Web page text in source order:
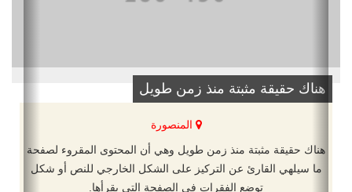
هناك حقيقة مثبتة منذ زمن طويل
المنصورة
هناك حقيقة مثبتة منذ زمن طويل وهي أن المحتوى المقروء لصفحة
ما سيلهي القارئ عن التركيز على الشكل الخارجي للنص أو شكل
توضع الفقرات في الصفحة التي يقرأها.